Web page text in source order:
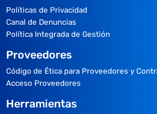
Políticas de Privacidad
Canal de Denuncias
Política Integrada de Gestión
Proveedores
Código de Ética para Proveedores y
Acceso Proveedores
Herramientas